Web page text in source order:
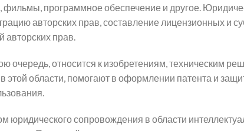
фильмы, программное обеспечение и другое.
авторских прав, составление лицензионных и
авторских прав.
очередь, относится к изобретениям, техническим
этой области, помогают в оформлении патента и
юридического сопровождения в области